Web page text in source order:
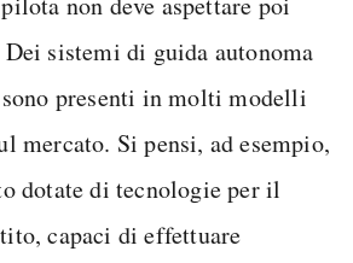
sistemi di guida autonoma
presenti in molti modelli
mercato. Si pensi, ad esempio,
dotate di tecnologie per il
capaci di effettuare